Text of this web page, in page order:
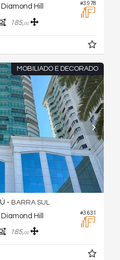
#3.978
Hill
185,00
MOBILIADO E DECORADO
#3.631
- BARRA SUL
Hill
185,00